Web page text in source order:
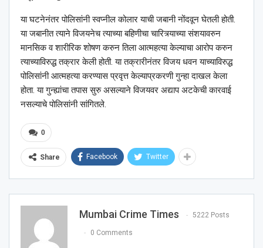
या घटनेनंतर पोलिसांनी स्वप्नील कोलार याची जबानी नोंदवून घेतली होती.
या जबानीत त्याने विजयनेच त्याच्या बहिणीचा चारित्र्याच्या संशयावरुन
मानसिक व शारीरिक शोषण करुन तिला आत्महत्या केल्याचा आरोप करुन
त्याच्याविरुद्ध तक्रार केली होती. या तक्रारीनंतर विजय धवन याच्याविरुद्ध
पोलिसांनी आत्महत्या करण्यास प्रवृत्त केल्याप्रकरणी गुन्हा दाखल केला
होता. या गुन्ह्यांचा तपास सुरु असल्याने विजयवर अद्याप अटकेची कारवाई
नसल्याचे पोलिसांनी सांगितले.
0
Share Facebook Twitter
Mumbai Crime Times 5222 Posts
0 Comments